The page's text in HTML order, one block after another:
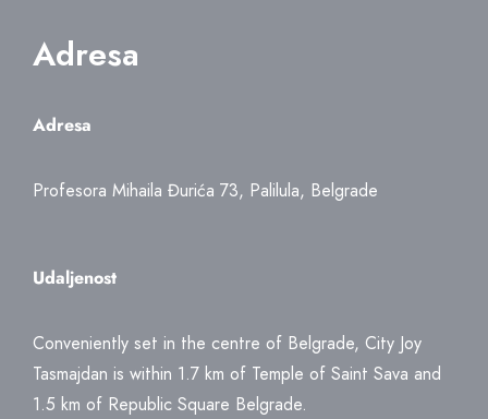
Adresa
Adresa
Profesora Mihaila Đurića 73, Palilula, Belgrade
Udaljenost
Conveniently set in the centre of Belgrade, City Joy
Tasmajdan is within 1.7 km of Temple of Saint Sava and
1.5 km of Republic Square Belgrade.